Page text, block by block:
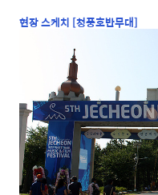
현장 스케치 [청풍호반무대]